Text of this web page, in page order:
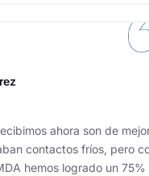
ahora son de
contactos fríos, pero
hemos logrado un 75%